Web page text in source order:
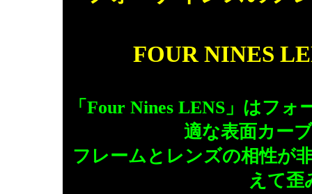
FOUR NINES
「Four Nines LENS」はフ
適な表面カー
フレームとレンズの相性が
えて歪